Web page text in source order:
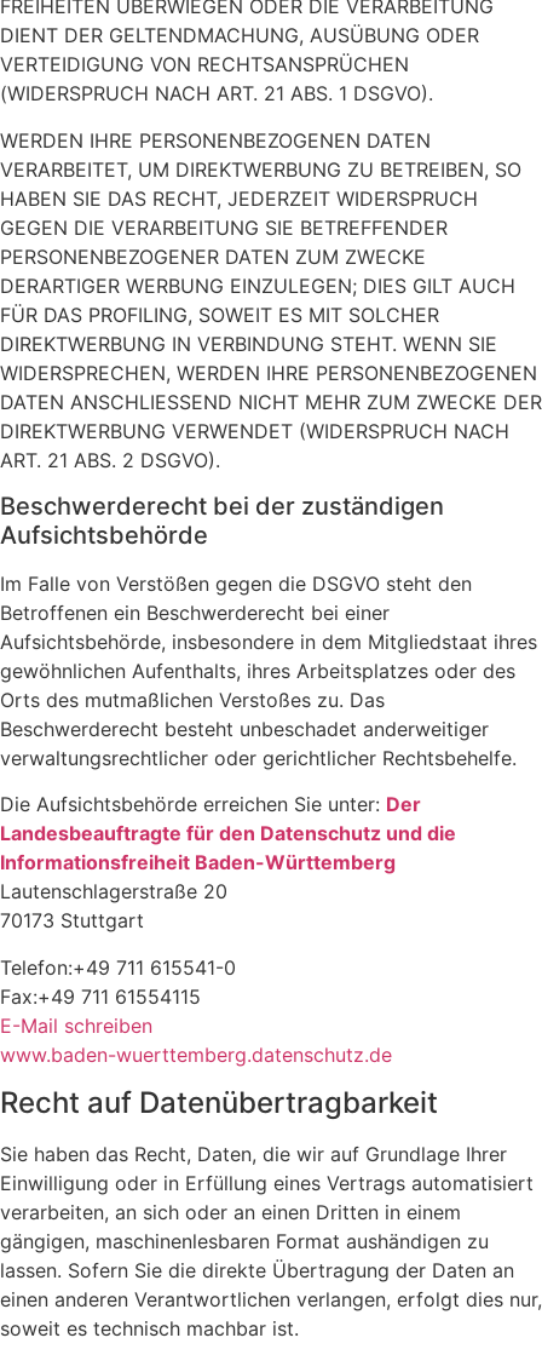
FREIHEITEN ÜBERWIEGEN ODER DIE VERARBEITUNG
DIENT DER GELTENDMACHUNG, AUSÜBUNG ODER
VERTEIDIGUNG VON RECHTSANSPRÜCHEN
(WIDERSPRUCH NACH ART. 21 ABS. 1 DSGVO).
WERDEN IHRE PERSONENBEZOGENEN DATEN
VERARBEITET, UM DIREKTWERBUNG ZU BETREIBEN, SO
HABEN SIE DAS RECHT, JEDERZEIT WIDERSPRUCH
GEGEN DIE VERARBEITUNG SIE BETREFFENDER
PERSONENBEZOGENER DATEN ZUM ZWECKE
DERARTIGER WERBUNG EINZULEGEN; DIES GILT AUCH
FÜR DAS PROFILING, SOWEIT ES MIT SOLCHER
DIREKTWERBUNG IN VERBINDUNG STEHT. WENN SIE
WIDERSPRECHEN, WERDEN IHRE PERSONENBEZOGENEN
DATEN ANSCHLIESSEND NICHT MEHR ZUM ZWECKE DER
DIREKTWERBUNG VERWENDET (WIDERSPRUCH NACH
ART. 21 ABS. 2 DSGVO).
Beschwerde­recht bei der zuständigen
Aufsichts­behörde
Im Falle von Verstößen gegen die DSGVO steht den
Betroffenen ein Beschwerderecht bei einer
Aufsichtsbehörde, insbesondere in dem Mitgliedstaat ihres
gewöhnlichen Aufenthalts, ihres Arbeitsplatzes oder des
Orts des mutmaßlichen Verstoßes zu. Das
Beschwerderecht besteht unbeschadet anderweitiger
verwaltungsrechtlicher oder gerichtlicher Rechtsbehelfe.
Die Aufsichtsbehörde erreichen Sie unter: Der
Landesbeauftragte für den Datenschutz und die
Informationsfreiheit Baden-Württemberg
Lautenschlagerstraße 20
70173 Stuttgart
Telefon:+49 711 615541-0
Fax:+49 711 61554115
E-Mail schreiben
www.baden-wuerttemberg.datenschutz.de
Recht auf Daten­übertrag­barkeit
Sie haben das Recht, Daten, die wir auf Grundlage Ihrer
Einwilligung oder in Erfüllung eines Vertrags automatisiert
verarbeiten, an sich oder an einen Dritten in einem
gängigen, maschinenlesbaren Format aushändigen zu
lassen. Sofern Sie die direkte Übertragung der Daten an
einen anderen Verantwortlichen verlangen, erfolgt dies nur,
soweit es technisch machbar ist.